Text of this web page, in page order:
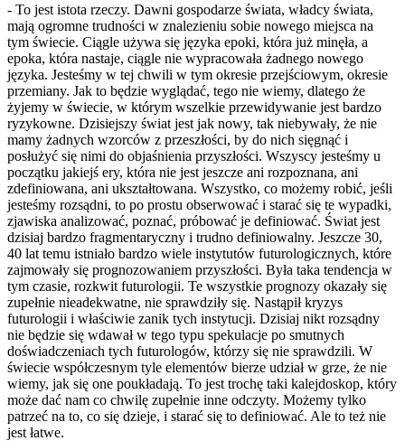
- To jest istota rzeczy. Dawni gospodarze świata, władcy świata,
mają ogromne trudności w znalezieniu sobie nowego miejsca na
tym świecie. Ciągle używa się języka epoki, która już minęła, a
epoka, która nastaje, ciągle nie wypracowała żadnego nowego
języka. Jesteśmy w tej chwili w tym okresie przejściowym, okresie
przemiany. Jak to będzie wyglądać, tego nie wiemy, dlatego że
żyjemy w świecie, w którym wszelkie przewidywanie jest bardzo
ryzykowne. Dzisiejszy świat jest jak nowy, tak niebywały, że nie
mamy żadnych wzorców z przeszłości, by do nich sięgnąć i
posłużyć się nimi do objaśnienia przyszłości. Wszyscy jesteśmy u
początku jakiejś ery, która nie jest jeszcze ani rozpoznana, ani
zdefiniowana, ani ukształtowana. Wszystko, co możemy robić, jeśli
jesteśmy rozsądni, to po prostu obserwować i starać się te wypadki,
zjawiska analizować, poznać, próbować je definiować. Świat jest
dzisiaj bardzo fragmentaryczny i trudno definiowalny. Jeszcze 30,
40 lat temu istniało bardzo wiele instytutów futurologicznych, które
zajmowały się prognozowaniem przyszłości. Była taka tendencja w
tym czasie, rozkwit futurologii. Te wszystkie prognozy okazały się
zupełnie nieadekwatne, nie sprawdziły się. Nastąpił kryzys
futurologii i właściwie zanik tych instytucji. Dzisiaj nikt rozsądny
nie będzie się wdawał w tego typu spekulacje po smutnych
doświadczeniach tych futurologów, którzy się nie sprawdzili. W
świecie współczesnym tyle elementów bierze udział w grze, że nie
wiemy, jak się one poukładają. To jest trochę taki kalejdoskop, który
może dać nam co chwilę zupełnie inne odczyty. Możemy tylko
patrzeć na to, co się dzieje, i starać się to definiować. Ale to też nie
jest łatwe.